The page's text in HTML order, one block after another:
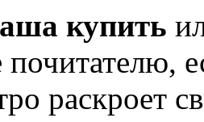
купить
раскроет